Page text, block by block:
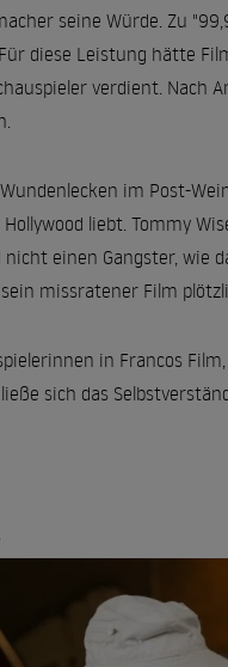
seine Würde. Zu
diese Leistung hätte
verdient. Nach
im Post-
liebt. Tommy
einen Gangster, wie
missratener Film
in Francos
sich das